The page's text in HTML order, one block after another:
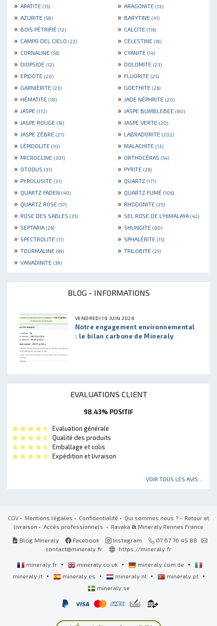
» APATITE (15) » ARAGONITE (13)
» AZURITE (58) » BARYTINE (41)
» BOIS PÉTRIFIÉ (12) » CALCITE (116)
» CAMPO DEL CIELO (22) » CELESTINE (19)
» CORNALINE (56) » CYANITE (14)
» DIOPSIDE (12) » DOLOMITE (23)
» EPIDOTE (20) » FLUORITE (25)
» GARNIÈRITE (23) » GOETHITE (26)
» HÉMATITE (18) » JADE NÉPHRITE (20)
» JASPE (172) » JASPE BUMBLEBEE (80)
» JASPE ROUGE (19) » JASPE VERTE (20)
» JASPE ZÈBRE (27) » LABRADORITE (202)
» LÉPIDOLITE (10) » MALACHITE (13)
» MICROCLINE (301) » ORTHOCÉRAS (54)
» OTODUS (31) » PYRITE (26)
» PYROLUSITE (31) » QUARTZ (171)
» QUARTZ FADEN (40) » QUARTZ FUMÉ (106)
» QUARTZ ROSE (57) » RHODONITE (25)
» ROSE DES SABLES (35) » SEL ROSE DE L'HIMALAYA (42)
» SEPTARIA (26) » SHUNGITE (80)
» SPECTROLITE (11) » SPHALÉRITE (15)
» TOURMALINE (99) » TRILOBITE (25)
» VANADINITE (39)
BLOG - INFORMATIONS
VENDREDI 19 JUIN 2026
Notre engagement environnemental
: le bilan carbone de Mineraly
EVALUATIONS CLIENT
98.43% POSITIF
Evaluation générale
Qualité des produits
Emballage et colis
Expédition et livraison
VOIR TOUS LES AVIS...
CGV • Mentions légales • Confidentialité • Qui sommes nous ? • Retour et
livraison • Accès professionnels • Ravaka & Mineraly Rennes France
Blog Mineraly
Facebook Instagram
07 67 76 45 88
contact@mineraly.fr
https://mineraly.fr
mineraly.fr • mineraly.co.uk • mineraly.com.de •
mineraly.it • mineraly.es • mineraly.nl • mineraly.pt •
mineraly.se